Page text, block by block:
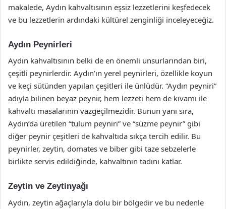
makalede, Aydın kahvaltısının eşsiz lezzetlerini keşfedecek
ve bu lezzetlerin ardındaki kültürel zenginliği inceleyeceğiz.
Aydın Peynirleri
Aydın kahvaltısının belki de en önemli unsurlarından biri,
çeşitli peynirlerdir. Aydın’ın yerel peynirleri, özellikle koyun
ve keçi sütünden yapılan çeşitleri ile ünlüdür. “Aydın peyniri”
adıyla bilinen beyaz peynir, hem lezzeti hem de kıvamı ile
kahvaltı masalarının vazgeçilmezidir. Bunun yanı sıra,
Aydın’da üretilen “tulum peyniri” ve “süzme peynir” gibi
diğer peynir çeşitleri de kahvaltıda sıkça tercih edilir. Bu
peynirler, zeytin, domates ve biber gibi taze sebzelerle
birlikte servis edildiğinde, kahvaltının tadını katlar.
Zeytin ve Zeytinyağı
Aydın, zeytin ağaçlarıyla dolu bir bölgedir ve bu nedenle